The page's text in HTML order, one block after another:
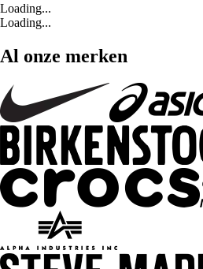
Loading...
Loading...
Al onze merken